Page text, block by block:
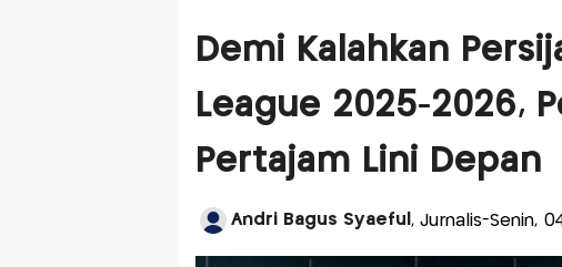
Demi Kalahkan
League 2025-2026,
Pertajam Lini Depan
Andri Bagus Syaeful , Jurnalis-Senin,